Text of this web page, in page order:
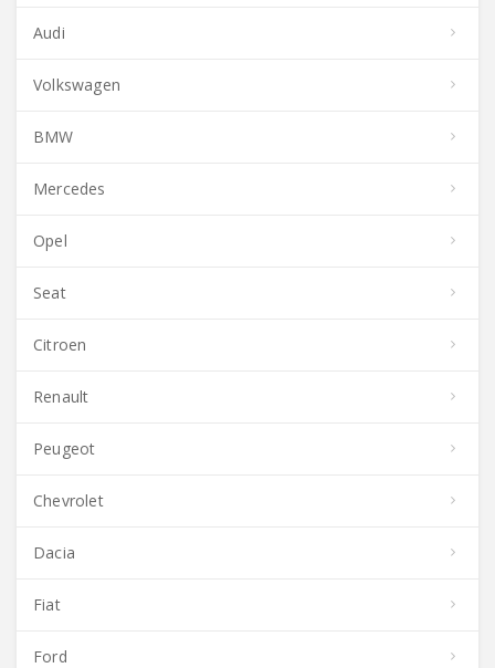
Audi
Volkswagen
BMW
Mercedes
Opel
Seat
Citroen
Renault
Peugeot
Chevrolet
Dacia
Fiat
Ford